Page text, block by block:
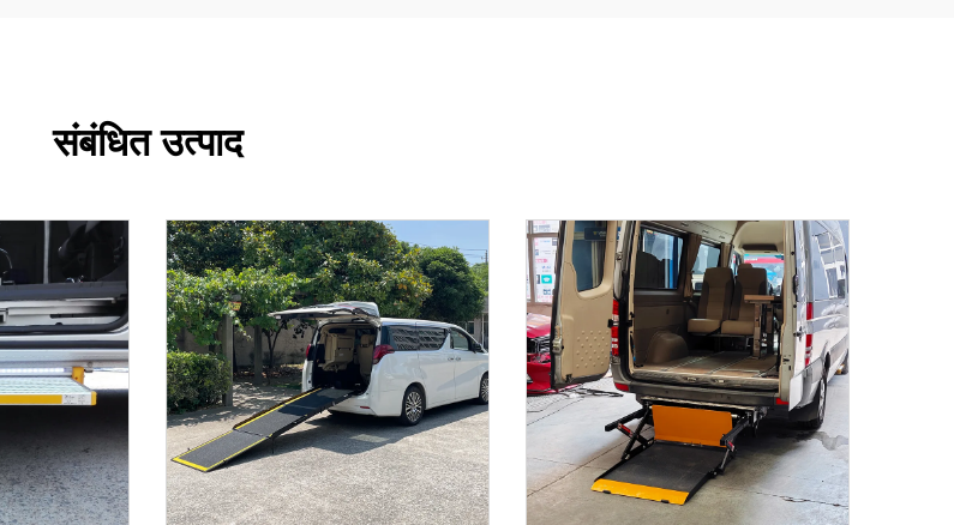
संबंधित उत्पाद